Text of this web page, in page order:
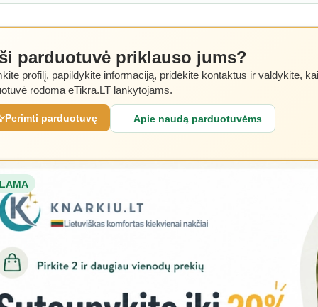
parduotuvė priklauso jums?
profilį, papildykite informaciją, pridėkite kontaktus ir valdykite,
rodoma eTikra.LT lankytojams.
Perimti parduotuvę Apie naudą parduotuvėms